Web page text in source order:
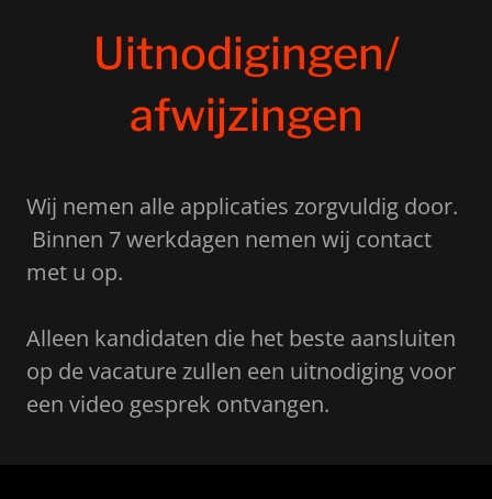
Uitnodigingen/
afwijzingen
Wij nemen alle applicaties zorgvuldig door.
Binnen 7 werkdagen nemen wij contact
met u op.
Alleen kandidaten die het beste aansluiten
op de vacature zullen een uitnodiging voor
een video gesprek ontvangen.